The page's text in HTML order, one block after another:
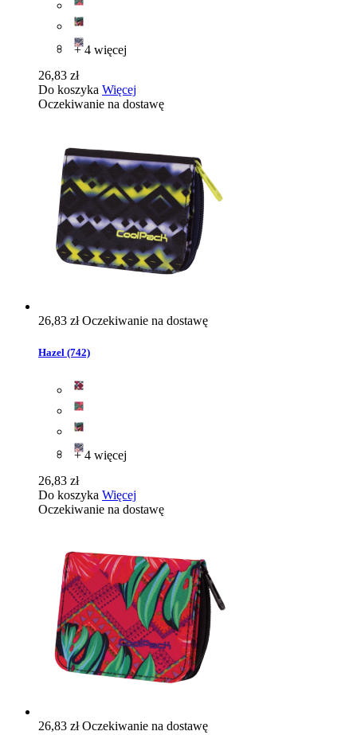
+ 4 więcej
26,83 zł
Do koszyka Więcej
Oczekiwanie na dostawę
26,83 złOczekiwanie na dostawę
Hazel (742)
+ 4 więcej
26,83 zł
Do koszyka Więcej
Oczekiwanie na dostawę
26,83 złOczekiwanie na dostawę